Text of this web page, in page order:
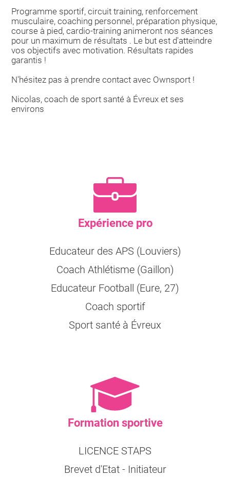
Programme sportif, circuit training, renforcement
musculaire, coaching personnel, préparation physique,
course à pied, cardio-training animeront nos séances
pour un maximum de résultats . Le but est d'atteindre
vos objectifs avec motivation. Résultats rapides
garantis !
N'hésitez pas à prendre contact avec Ownsport !
Nicolas, coach de sport santé à Évreux et ses
environs
Expérience pro
Educateur des APS (Louviers)
Coach Athlétisme (Gaillon)
Educateur Football (Eure, 27)
Coach sportif
Sport santé à Évreux
Formation sportive
LICENCE STAPS
Brevet d'Etat - Initiateur